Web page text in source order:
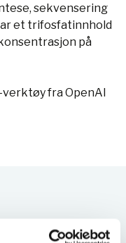
sekvensering
et trifosfatinnhold
på
fra OpenAI